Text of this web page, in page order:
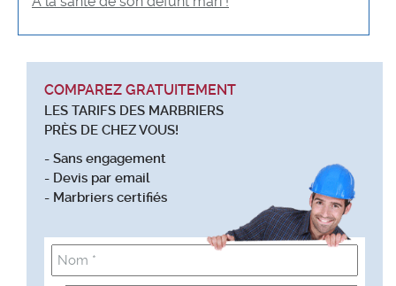
COMPAREZ GRATUITEMENT
LES TARIFS DES MARBRIERS
PRÈS DE CHEZ VOUS!
- Sans engagement
- Devis par email
- Marbriers certifiés